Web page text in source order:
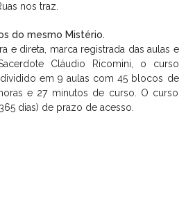
nos traz.
do mesmo Mistério.
e direta, marca registrada das aulas e
Cláudio Ricomini, o curso
dividido em 9 aulas com 45 blocos de
e 27 minutos de curso. O curso
dias) de prazo de acesso.